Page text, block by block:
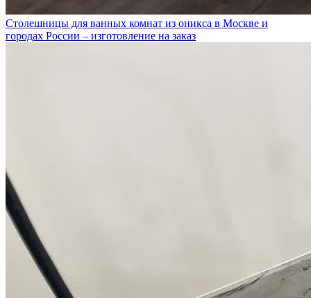
Столешницы для ванных комнат из оникса в Москве и
городах России – изготовление на заказ